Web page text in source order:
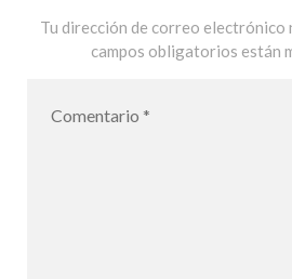
Tu dirección de correo electrónico
campos obligatorios están